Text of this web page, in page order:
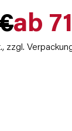
ab
zzgl.